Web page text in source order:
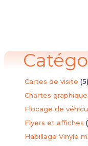
Création
format sur adhésif vinyle
Cartes de visite (5)
Chartes
Flocage de
Flyers et affiches
Habillage Vinyle